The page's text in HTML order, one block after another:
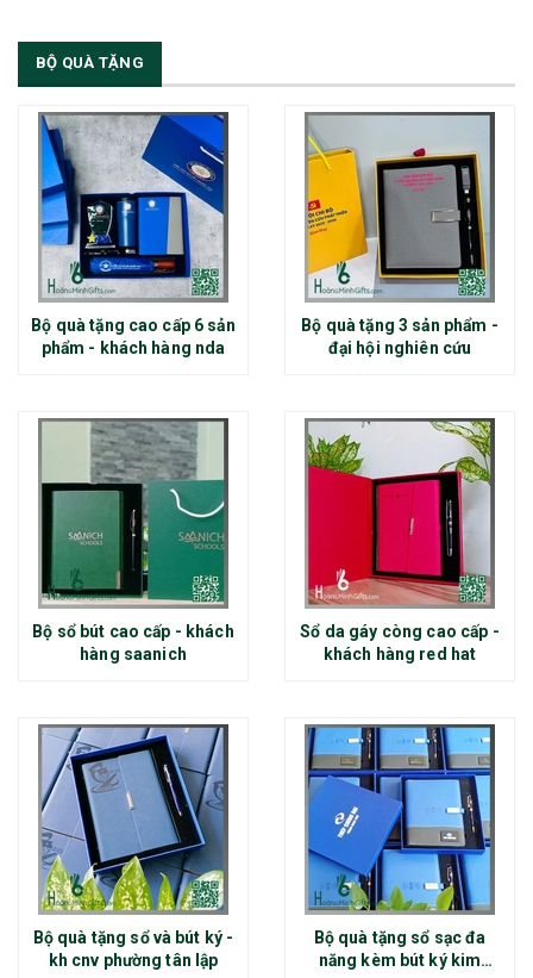
BỘ QUÀ TẶNG
Bộ quà tặng cao cấp 6 sản
phẩm - khách hàng nda
Bộ quà tặng 3 sản phẩm -
đại hội nghiên cứu
Bộ sổ bút cao cấp - khách
hàng saanich
Sổ da gáy còng cao cấp -
khách hàng red hat
Bộ quà tặng sổ và bút ký -
kh cnv phường tân lập
Bộ quà tặng sổ sạc đa
năng kèm bút ký kim